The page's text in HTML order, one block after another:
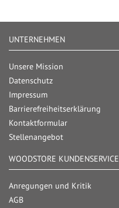
UNTERNEHMEN
Unsere Mission
Datenschutz
Impressum
Barrierefreiheitserklärung
Kontaktformular
Stellenangebot
WOODSTORE KUNDENSERVICE
Anregungen und Kritik
AGB